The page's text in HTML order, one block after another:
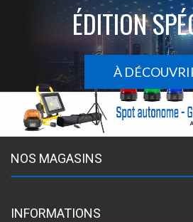
ÉDITION
À
NOS MAGASINS
INFORMATIONS